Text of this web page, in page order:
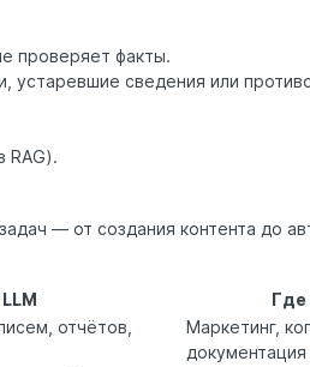
проверяет факты.
устаревшие сведения или
RAG).
— от создания контента до
отчётов,
Маркетинг,
документация